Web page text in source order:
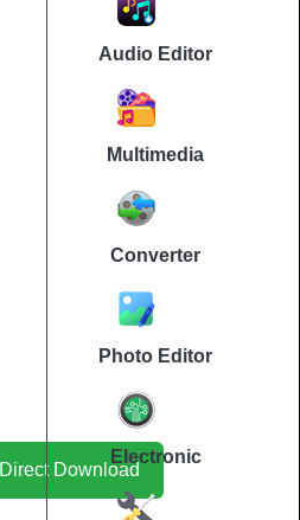
Download Terbaru | Direct Download
Audio Editor
Multimedia
Converter
Photo Editor
Electronic